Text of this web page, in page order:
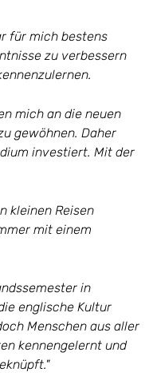
für mich bestens
zu verbessern
mich an die neuen
gewöhnen. Daher
investiert. Mit der
kleinen Reisen
mit einem
in
englische Kultur
Menschen aus aller
kennengelernt und